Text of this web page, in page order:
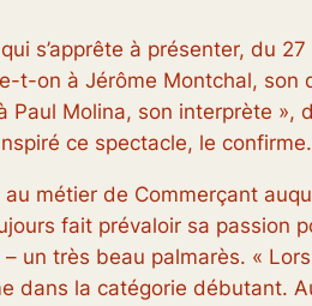
s’apprête à présenter, du 27
t-on à Jérôme Montchal, son
Paul Molina, son interprète »,
ce spectacle, le confirme.
au métier de Commerçant
fait prévaloir sa passion
un très beau palmarès. «
dans la catégorie débutant.